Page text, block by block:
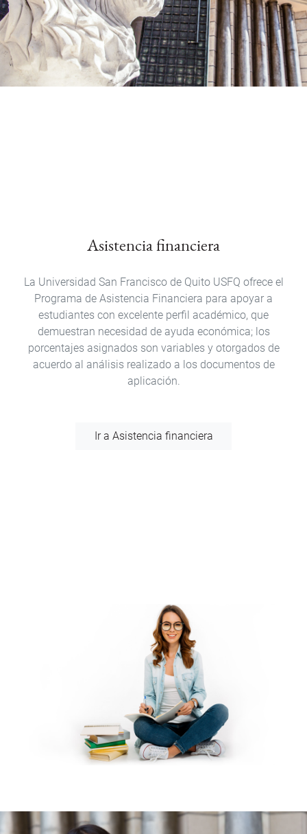
Asistencia financiera
La Universidad San Francisco de Quito USFQ ofrece el
Programa de Asistencia Financiera para apoyar a
estudiantes con excelente perfil académico, que
demuestran necesidad de ayuda económica; los
porcentajes asignados son variables y otorgados de
acuerdo al análisis realizado a los documentos de
aplicación.
Ir a Asistencia financiera